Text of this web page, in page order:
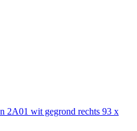
2A01 wit gegrond rechts 93 x